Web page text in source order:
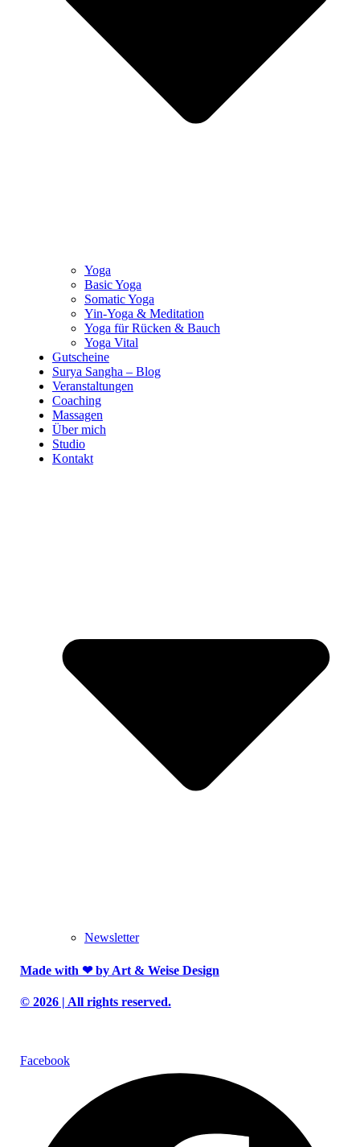
Yoga
Basic Yoga
Somatic Yoga
Yin-Yoga & Meditation
Yoga für Rücken & Bauch
Yoga Vital
Gutscheine
Surya Sangha – Blog
Veranstaltungen
Coaching
Massagen
Über mich
Studio
Kontakt
Newsletter
Made with ❤︎ by Art & Weise Design
© 2026 | All rights reserved.
Facebook